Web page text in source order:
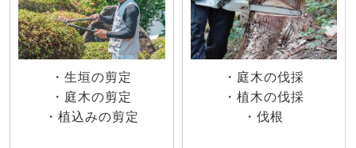
・生垣の剪定
・庭木の剪定
・植込みの剪定
・庭木の伐採
・植木の伐採
・伐根